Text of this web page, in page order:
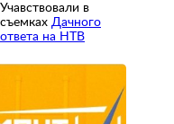
Учавствовали в
съемках Дачного
ответа на НТВ